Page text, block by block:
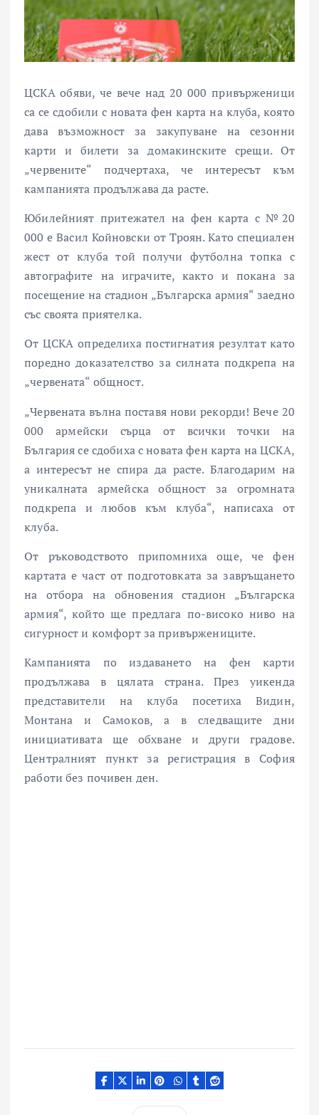
ЦСКА обяви, че вече над 20 000 привърженици
са се сдобили с новата фен карта на клуба, която
дава възможност за закупуване на сезонни
карти и билети за домакинските срещи. От
„червените“ подчертаха, че интересът към
кампанията продължава да расте.
Юбилейният притежател на фен карта с №20
000 е Васил Койновски от Троян. Като специален
жест от клуба той получи футболна топка с
автографите на играчите, както и покана за
посещение на стадион „Българска армия“ заедно
със своята приятелка.
От ЦСКА определиха постигнатия резултат като
поредно доказателство за силната подкрепа на
„червената“ общност.
„Червената вълна поставя нови рекорди! Вече 20
000 армейски сърца от всички точки на
България се сдобиха с новата фен карта на ЦСКА,
а интересът не спира да расте. Благодарим на
уникалната армейска общност за огромната
подкрепа и любов към клуба“, написаха от
клуба.
От ръководството припомниха още, че фен
картата е част от подготовката за завръщането
на отбора на обновения стадион „Българска
армия“, който ще предлага по-високо ниво на
сигурност и комфорт за привържениците.
Кампанията по издаването на фен карти
продължава в цялата страна. През уикенда
представители на клуба посетиха Видин,
Монтана и Самоков, а в следващите дни
инициативата ще обхване и други градове.
Централният пункт за регистрация в София
работи без почивен ден.